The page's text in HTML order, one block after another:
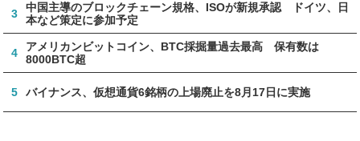
3
中国主導のブロックチェーン規格、ISOが新規承認 ドイツ、日
本など策定に参加予定
4
アメリカンビットコイン、BTC採掘量過去最高 保有数は
8000BTC超
5 バイナンス、仮想通貨6銘柄の上場廃止を8月17日に実施